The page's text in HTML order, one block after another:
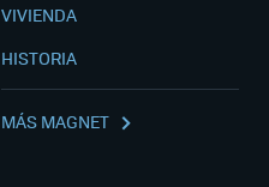
VIVIENDA
HISTORIA
MÁS MAGNET